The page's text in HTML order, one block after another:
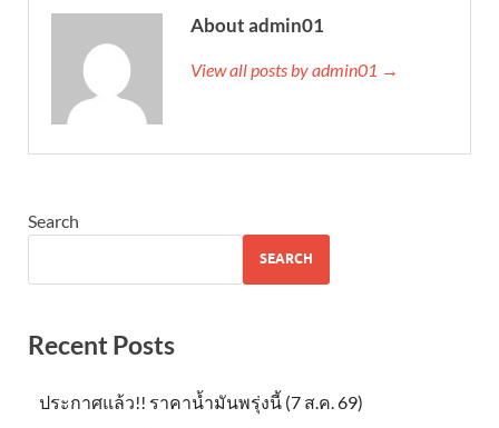
About admin01
View all posts by admin01 →
Search
SEARCH
Recent Posts
ประกาศแล้ว!! ราคาน้ำมันพรุ่งนี้ (7 ส.ค. 69)